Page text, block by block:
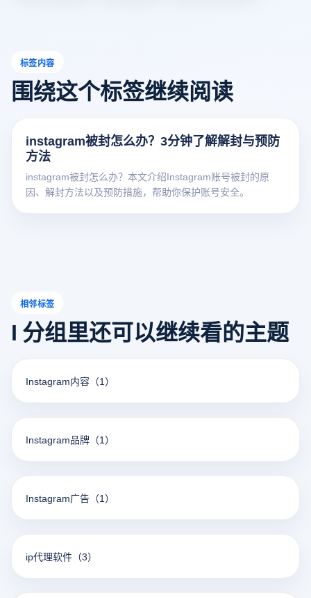
标签内容
围绕这个标签继续阅读
instagram被封怎么办？3分钟了解解封与预防
方法
instagram被封怎么办？本文介绍Instagram账号被封的原
因、解封方法以及预防措施，帮助你保护账号安全。
相邻标签
I 分组里还可以继续看的主题
Instagram内容 （1）
Instagram品牌 （1）
Instagram广告 （1）
ip代理软件 （3）